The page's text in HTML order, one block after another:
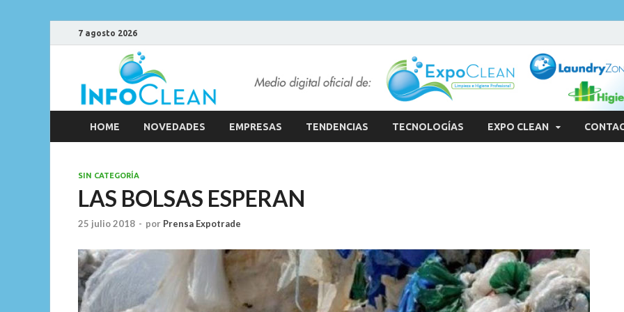
7 agosto 2026
HOME NOVEDADES EMPRESAS TENDENCIAS TECNOLOGÍAS EXPO CLEAN
SIN CATEGORÍA
LAS BOLSAS ESPERAN
25 julio 2018 - por Prensa Expotrade